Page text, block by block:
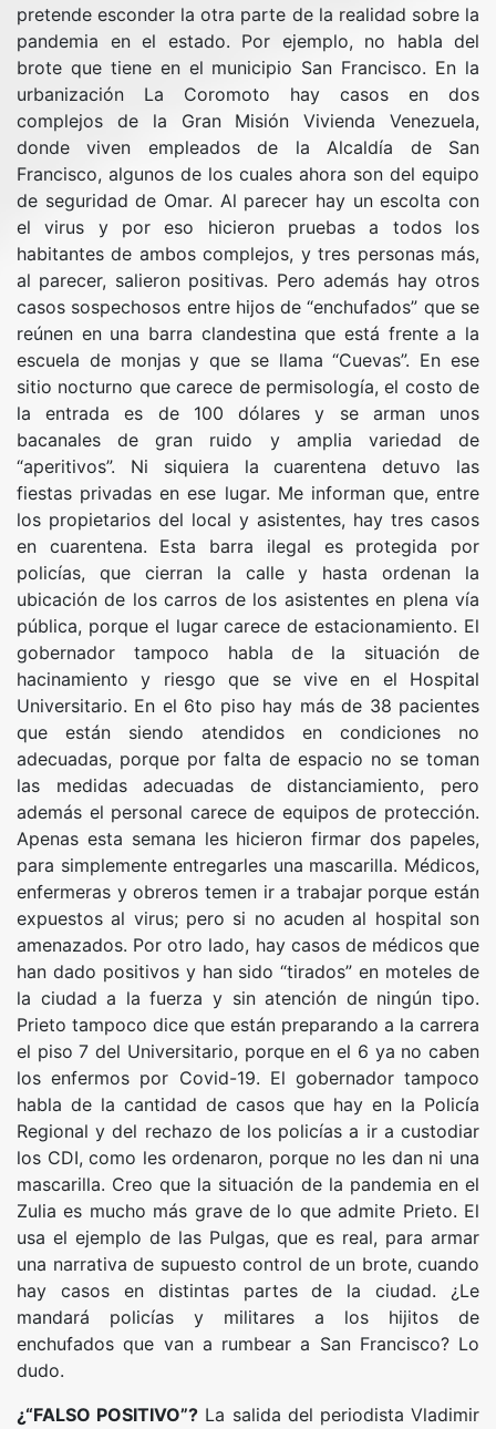
pretende esconder la otra parte de la realidad sobre la
pandemia en el estado. Por ejemplo, no habla del
brote que tiene en el municipio San Francisco. En la
urbanización La Coromoto hay casos en dos
complejos de la Gran Misión Vivienda Venezuela,
donde viven empleados de la Alcaldía de San
Francisco, algunos de los cuales ahora son del equipo
de seguridad de Omar. Al parecer hay un escolta con
el virus y por eso hicieron pruebas a todos los
habitantes de ambos complejos, y tres personas más,
al parecer, salieron positivas. Pero además hay otros
casos sospechosos entre hijos de “enchufados” que se
reúnen en una barra clandestina que está frente a la
escuela de monjas y que se llama “Cuevas”. En ese
sitio nocturno que carece de permisología, el costo de
la entrada es de 100 dólares y se arman unos
bacanales de gran ruido y amplia variedad de
“aperitivos”. Ni siquiera la cuarentena detuvo las
fiestas privadas en ese lugar. Me informan que, entre
los propietarios del local y asistentes, hay tres casos
en cuarentena. Esta barra ilegal es protegida por
policías, que cierran la calle y hasta ordenan la
ubicación de los carros de los asistentes en plena vía
pública, porque el lugar carece de estacionamiento. El
gobernador tampoco habla de la situación de
hacinamiento y riesgo que se vive en el Hospital
Universitario. En el 6to piso hay más de 38 pacientes
que están siendo atendidos en condiciones no
adecuadas, porque por falta de espacio no se toman
las medidas adecuadas de distanciamiento, pero
además el personal carece de equipos de protección.
Apenas esta semana les hicieron firmar dos papeles,
para simplemente entregarles una mascarilla. Médicos,
enfermeras y obreros temen ir a trabajar porque están
expuestos al virus; pero si no acuden al hospital son
amenazados. Por otro lado, hay casos de médicos que
han dado positivos y han sido “tirados” en moteles de
la ciudad a la fuerza y sin atención de ningún tipo.
Prieto tampoco dice que están preparando a la carrera
el piso 7 del Universitario, porque en el 6 ya no caben
los enfermos por Covid-19. El gobernador tampoco
habla de la cantidad de casos que hay en la Policía
Regional y del rechazo de los policías a ir a custodiar
los CDI, como les ordenaron, porque no les dan ni una
mascarilla. Creo que la situación de la pandemia en el
Zulia es mucho más grave de lo que admite Prieto. El
usa el ejemplo de las Pulgas, que es real, para armar
una narrativa de supuesto control de un brote, cuando
hay casos en distintas partes de la ciudad. ¿Le
mandará policías y militares a los hijitos de
enchufados que van a rumbear a San Francisco? Lo
dudo.
¿“FALSO POSITIVO”? La salida del periodista Vladimir